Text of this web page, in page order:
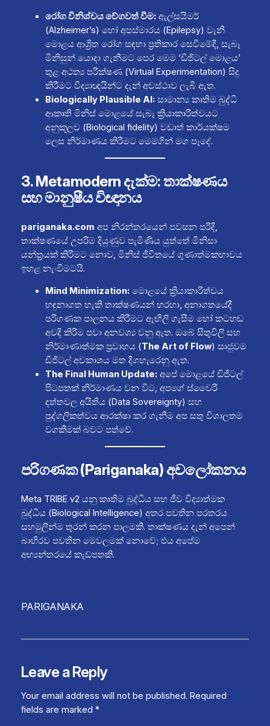
රෝග විනිශ්චය වේගවත් වීම:ඇල්සයිමර්
(Alzheimer’s) හෝ අපස්මාරය (Epilepsy) වැනි
මොළය ආශ්‍රිත රෝග සඳහා ප්‍රතිකාර සෙවීමේදී, සැබෑ
මිනිසුන් යොදා ගැනීමට පෙර මෙම ‘ඩිජිටල් මොළය’
තුළ අථත්‍ය පරීක්ෂණ (Virtual Experimentation) සිදු
කිරීමට විද්‍යාඥයින්ට දැන් අවස්ථාව ලැබී ඇත.
Biologically Plausible AI:සාමාන්‍ය කෘතිම බුද්ධි
ආකෘති මිනිස් මොළයේ සැබෑ ක්‍රියාකාරිත්වයට
අනුකූලව (Biological fidelity) වඩාත් කාර්යක්ෂම
ලෙස නිර්මාණය කිරීමට මෙමගින් මග පෑදේ.
3. Metamodern දැක්ම: තාක්ෂණය
සහ මානුෂීය විඥානය
pariganaka.com අප නිරන්තරයෙන් පවසන පරිදි,
තාක්ෂණයේ උපරිම දියුණුව පැමිණිය යුත්තේ මිනිසා
යන්ත්‍රයක් කිරීමට නොව, මිනිස් ජීවිතයේ ගුණාත්මකභාවය
ඉහළ නැංවීමටයි.
Mind Minimization:මොළයේ ක්‍රියාකාරිත්වය
හඳුනාගත හැකි තාක්ෂණයන් හරහා, අනාගතයේදී
පරිගණක පාලනය කිරීමට ඇඟිලි ගැසීම හෝ කටහඬ
අවදි කිරීම පවා අනවශ්‍ය වනු ඇත. ඔබේ සිතුවිලි සහ
නිර්මාණාත්මක ප්‍රවාහය (The Art of Flow) සෘජුවම
ඩිජිටල් අවකාශය මත දිගහැරෙනු ඇත.
The Final Human Update:අපේ මොළයේ ඩිජිටල්
පිටපතක් නිර්මාණය වන විට, අපගේ ස්වෛරී
දත්තවල අයිතිය (Data Sovereignty) සහ
පුද්ගලිකත්වය ආරක්ෂා කර ගැනීම අප සතු විශාලතම
වගකීමක් බවට පත්වේ.
පරිගණක (Pariganaka) අවලෝකනය
Meta TRIBE v2 යනු කෘතිම බුද්ධිය සහ ජීව විද්‍යාත්මක
බුද්ධිය (Biological Intelligence) අතර පවතින පරතරය
සහමුලින්ම තුරන් කරන පාලමකි. තාක්ෂණය දැන් අපෙන්
බාහිරව පවතින මෙවලමක් නොවේ; එය අපේම
අභ්‍යන්තරයේ කැඩපතකි.
PARIGANAKA
Leave a Reply
Your email address will not be published. Required
fields are marked *